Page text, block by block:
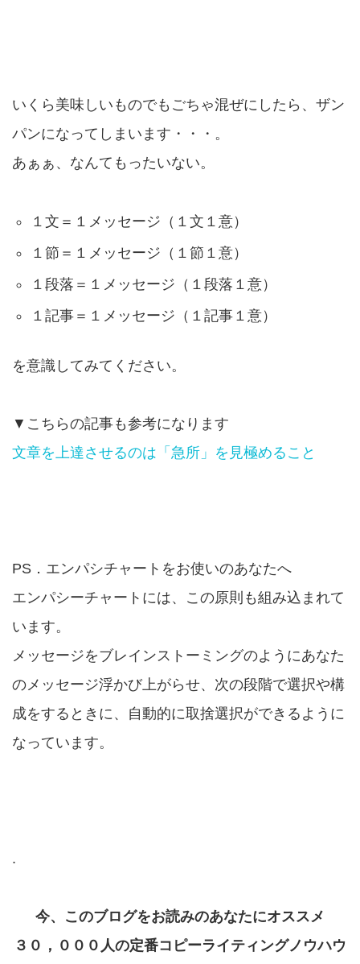
いくら美味しいものでもごちゃ混ぜにしたら、ザン
パンになってしまいます・・・。
あぁぁ、なんてもったいない。
１文＝１メッセージ（１文１意）
１節＝１メッセージ（１節１意）
１段落＝１メッセージ（１段落１意）
１記事＝１メッセージ（１記事１意）
を意識してみてください。
▼こちらの記事も参考になります
文章を上達させるのは「急所」を見極めること
PS．エンパシチャートをお使いのあなたへ
エンパシーチャートには、この原則も組み込まれて
います。
メッセージをブレインストーミングのようにあなた
のメッセージ浮かび上がらせ、次の段階で選択や構
成をするときに、自動的に取捨選択ができるように
なっています。
.
今、このブログをお読みのあなたにオススメ
３０，０００人の定番コピーライティングノウハウ